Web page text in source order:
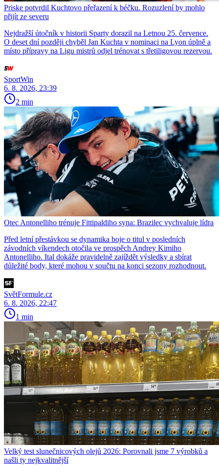
Priske potvrdil Kuchtovo přeřazení k béčku. Rozuzlení by mohlo
přijít ze severu
Nejdražší útočník v historii Sparty dorazil na Letnou 25. července.
O deset dní později chyběl Jan Kuchta v nominaci na Lyon úplně a
místo přípravy na Ligu mistrů odjel trénovat s třetiligovou rezervou.
SportWin
6. 8. 2026, 23:39
2 min
Otec Antonelliho trénuje Fittipaldiho syna: Brazilec vychvaluje lídra
Před letní přestávkou se dynamika boje o titul v posledních
závodních víkendech otočila ve prospěch Andrey Kimiho
Antonelliho. Ital dokáže pravidelně zajíždět výsledky a sbírat
důležité body, které mohou v součtu na konci sezony rozhodnout.
SvětFormule.cz
6. 8. 2026, 22:47
1 min
Velký test slunečnicových olejů 2026: Porovnali jsme 7 výrobků a
našli ty nejkvalitnější